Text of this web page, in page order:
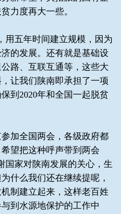
力度再大一些。
五年时间建立规模，因为
的发展。还有就是基础设
路、互联互通等，这些大
让我们陕南即承担了一项
到2020年和全国一起脱贫
全国两会，各级政府都
望把这种呼声带到两会
国家对陕南发展的关心，生
什么我们还在继续提呢，
制建立起来，这样老百姓
到水源地保护的工作中